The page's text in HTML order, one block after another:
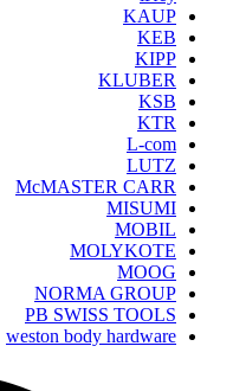
KAUP
KEB
KIPP
KLUBER
KSB
KTR
L-com
LUTZ
McMASTER CARR
MISUMI
MOBIL
MOLYKOTE
MOOG
NORMA GROUP
PB SWISS TOOLS
weston body hardware